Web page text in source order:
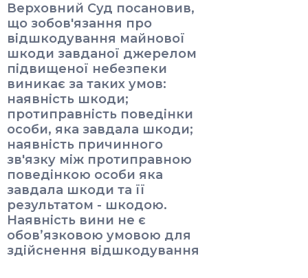
Верховний Суд посановив,
що зобов'язання про
відшкодування майнової
шкоди завданої джерелом
підвищеної небезпеки
виникає за таких умов:
наявність шкоди;
протиправність поведінки
особи, яка завдала шкоди;
наявність причинного
зв'язку між протиправною
поведінкою особи яка
завдала шкоди та її
результатом - шкодою.
Наявність вини не є
обов’язковою умовою для
здійснення відшкодування